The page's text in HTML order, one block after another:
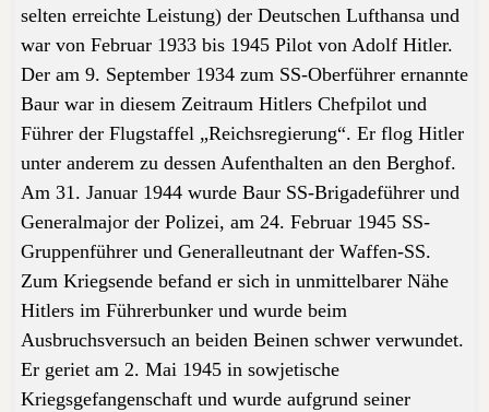
selten erreichte Leistung) der Deutschen Lufthansa und
war von Februar 1933 bis 1945 Pilot von Adolf Hitler.
Der am 9. September 1934 zum SS-Oberführer ernannte
Baur war in diesem Zeitraum Hitlers Chefpilot und
Führer der Flugstaffel „Reichsregierung“. Er flog Hitler
unter anderem zu dessen Aufenthalten an den Berghof.
Am 31. Januar 1944 wurde Baur SS-Brigadeführer und
Generalmajor der Polizei, am 24. Februar 1945 SS-
Gruppenführer und Generalleutnant der Waffen-SS.
Zum Kriegsende befand er sich in unmittelbarer Nähe
Hitlers im Führerbunker und wurde beim
Ausbruchsversuch an beiden Beinen schwer verwundet.
Er geriet am 2. Mai 1945 in sowjetische
Kriegsgefangenschaftund wurde aufgrund seiner